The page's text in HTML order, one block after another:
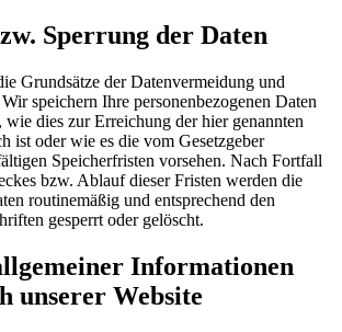
Sperrung der Daten
Grundsätze der Datenvermeidung und
speichern Ihre personenbezogenen Daten
wie dies zur Erreichung der hier genannten
ist oder wie es die vom Gesetzgeber
Speicherfristen vorsehen. Nach Fortfall
bzw. Ablauf dieser Fristen werden die
routinemäßig und entsprechend den
gesperrt oder gelöscht.
Informationen
unserer Website